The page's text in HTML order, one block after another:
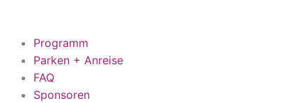
springenProgramm
Parken + Anreise
FAQ
Sponsoren